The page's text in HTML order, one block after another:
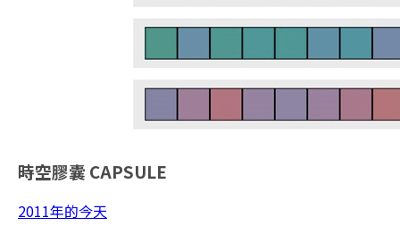
時空膠囊 CAPSULE
2011年的今天